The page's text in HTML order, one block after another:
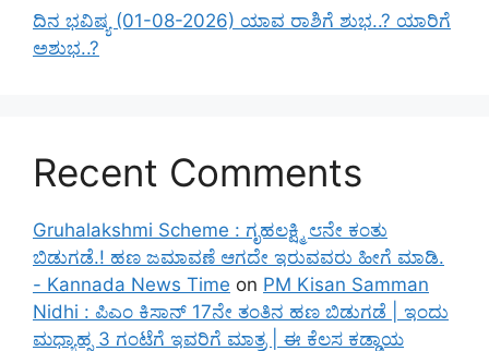
ದಿನ ಭವಿಷ್ಯ (01-08-2026) ಯಾವ ರಾಶಿಗೆ ಶುಭ..? ಯಾರಿಗೆ
ಅಶುಭ..?
Recent Comments
Gruhalakshmi Scheme : ಗೃಹಲಕ್ಷ್ಮಿ ೮ನೇ ಕಂತು
ಬಿಡುಗಡೆ.! ಹಣ ಜಮಾವಣೆ ಆಗದೇ ಇರುವವರು ಹೀಗೆ ಮಾಡಿ.
- Kannada News Time on PM Kisan Samman
Nidhi : ಪಿಎಂ ಕಿಸಾನ್ 17ನೇ ತಂತಿನ ಹಣ ಬಿಡುಗಡೆ | ಇಂದು
ಮಧ್ಯಾಹ್ನ 3 ಗಂಟೆಗೆ ಇವರಿಗೆ ಮಾತ್ರ | ಈ ಕೆಲಸ ಕಡ್ಡಾಯ